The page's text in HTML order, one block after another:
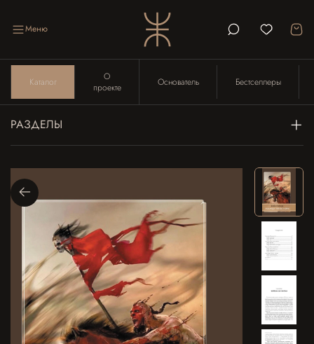
Меню
Каталог
О
проекте
Основатель Бестселлеры
РАЗДЕЛЫ